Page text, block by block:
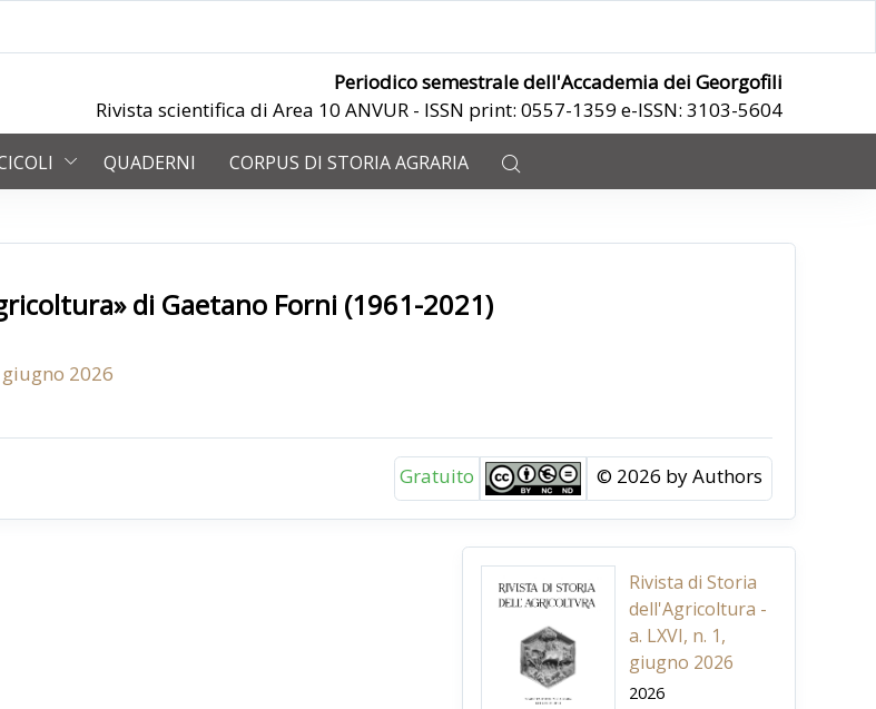
Periodico semestrale dell'Accademia dei Georgofili
Rivista scientifica di Area 10 ANVUR - ISSN print: 0557-1359 e-ISSN: 3103-5604
QUADERNI CORPUS DI STORIA AGRARIA
di Gaetano Forni (1961-2021)
2026
Gratuito © 2026 by Authors
Rivista di Storia
dell'Agricoltura -
a. LXVI, n. 1,
giugno 2026
2026